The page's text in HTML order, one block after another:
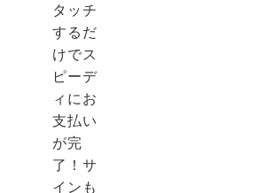
タッチ
するだ
けでス
ピーデ
ィにお
支払い
が完
了！サ
インも